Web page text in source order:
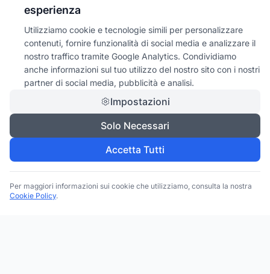
esperienza
Utilizziamo cookie e tecnologie simili per personalizzare
contenuti, fornire funzionalità di social media e analizzare il
nostro traffico tramite Google Analytics. Condividiamo
anche informazioni sul tuo utilizzo del nostro sito con i nostri
partner di social media, pubblicità e analisi.
Impostazioni
Solo Necessari
Accetta Tutti
Per maggiori informazioni sui cookie che utilizziamo, consulta la nostra
Cookie Policy.